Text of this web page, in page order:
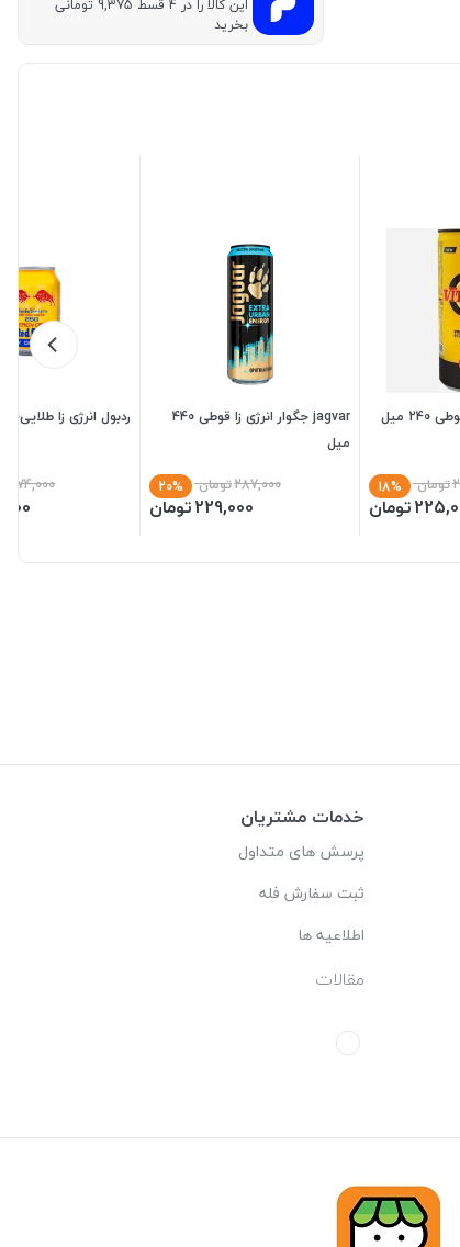
این کالا را در 4 قسط 9,375 تومانی
بخرید
میل
تومان 18%
تومان
jagvar جگوار انرژی زا قوطی 440
میل
287,000تومان 20%
229,000تومان
ردبول انرژی زا طلایی250
174,000
خدمات مشتریان
پرسش های متداول
ثبت سفارش فله
اطلاعیه ها
مقالات